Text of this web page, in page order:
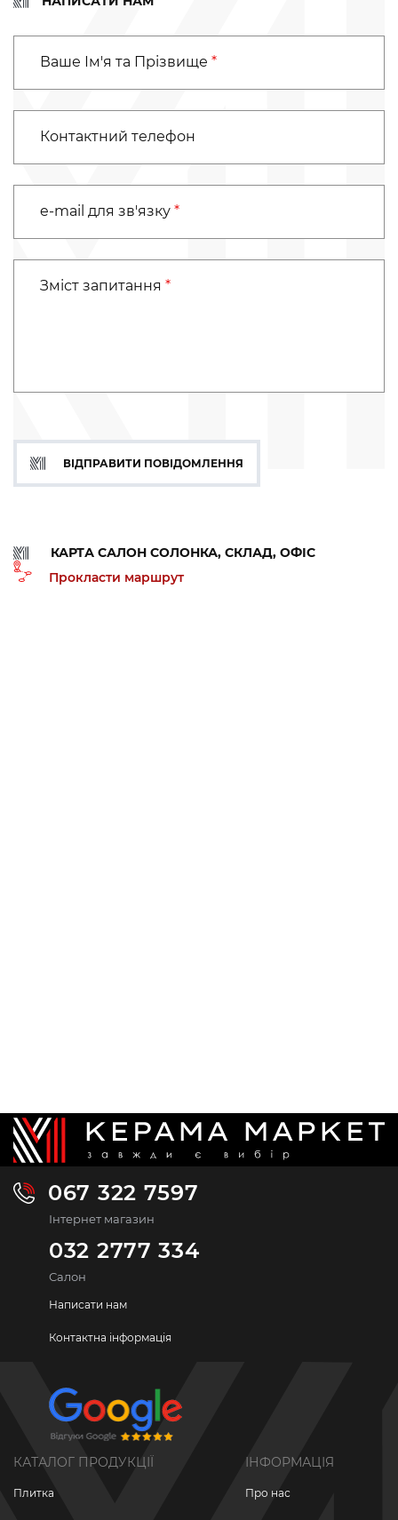
Ваше Ім'я та Прізвище *
Ці дані повинні бути заповнені
Контактний телефон
e-mail для зв'язку *
Поле e-mail заповнено невірно
Зміст запитання *
Ці дані повинні бути заповнені
ВІДПРАВИТИ ПОВІДОМЛЕННЯ
КАРТА САЛОН СОЛОНКА, СКЛАД, ОФІС
Прокласти маршрут
067 322 7597
Інтернет магазин
032 2777 334
Салон
Написати нам
Контактна інформація
КАТАЛОГ ПРОДУКЦІЇ
Плитка
ІНФОРМАЦІЯ
Про нас